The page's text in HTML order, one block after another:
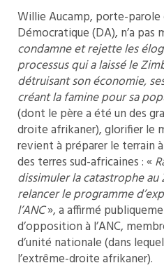
Willie Aucamp, porte-parole
Démocratique (DA), n’a pas
condamne et rejette les
processus qui a laissé le
détruisant son économie,
créant la famine pour sa
(dont le père a été un des
droite afrikaner), glorifier le
revient à préparer le terrain
des terres sud-africaines : «
dissimuler la catastrophe
relancer le programme
l’ANC», a affirmé
d’opposition à l’ANC,
d’unité nationale (dans
l’extrême-droite afrikaner).